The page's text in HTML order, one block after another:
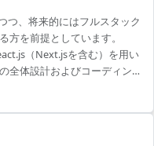
、CI/CD整備などDevOps領
を用いたデータ基盤連
スに、ペアプログラミング
を重視した環境です。 【技
つ、将来的にはフルスタック
方を前提としています。
（Next.jsを含む）を用い
全体設計およびコーディン
たは設計・実装経験 【イ
およびGitHubを用いたバー